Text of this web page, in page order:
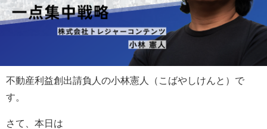
不動産利益創出請負人の小林憲人（こばやしけんと）で
す。
さて、本日は